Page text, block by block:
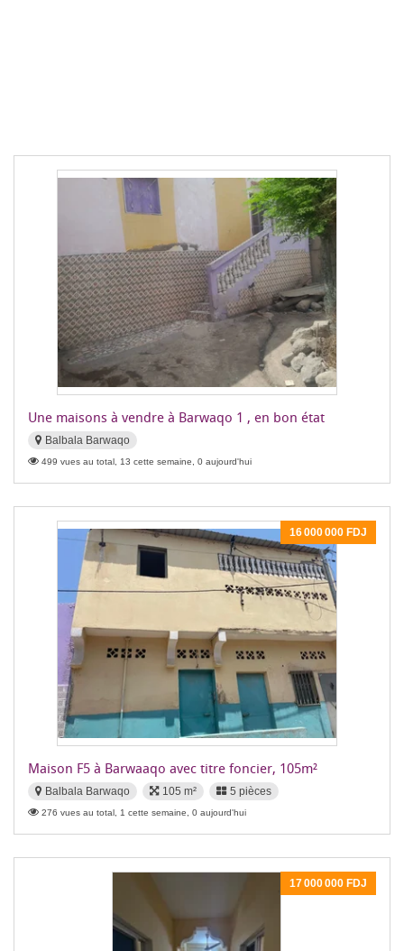
Une maisons à vendre à Barwaqo 1 , en bon état
Balbala Barwaqo
499 vues au total, 13 cette semaine, 0 aujourd'hui
16 000 000 FDJ
Maison F5 à Barwaaqo avec titre foncier, 105m²
Balbala Barwaqo 105 m² 5 pièces
276 vues au total, 1 cette semaine, 0 aujourd'hui
17 000 000 FDJ